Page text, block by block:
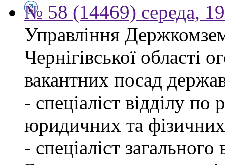
№ 58 (14469) середа,
Управління
Чернігівської області
вакантних посад
- спеціаліст відділу по
юридичних та
- спеціаліст загального